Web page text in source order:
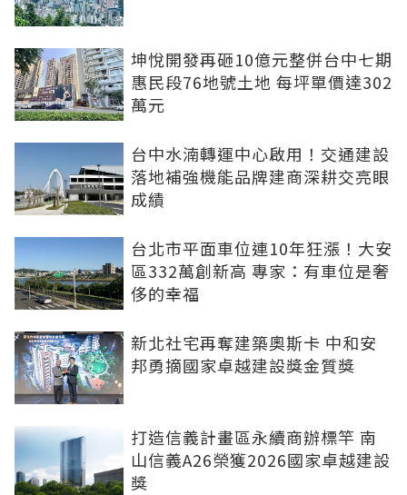
坤悅開發再砸10億元整併台中七期
惠民段76地號土地 每坪單價達302
萬元
台中水湳轉運中心啟用！交通建設
落地補強機能品牌建商深耕交亮眼
成績
台北市平面車位連10年狂漲！大安
區332萬創新高 專家：有車位是奢
侈的幸福
新北社宅再奪建築奧斯卡 中和安
邦勇摘國家卓越建設獎金質獎
打造信義計畫區永續商辦標竿 南
山信義A26榮獲2026國家卓越建設
獎